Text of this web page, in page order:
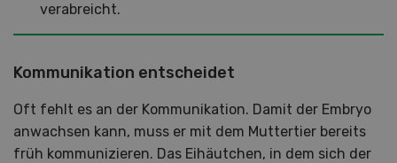
verabreicht.
Kommunikation entscheidet
Oft fehlt es an der Kommunikation. Damit der Embryo
anwachsen kann, muss er mit dem Muttertier bereits
früh kommunizieren. Das Eihäutchen, in dem sich der